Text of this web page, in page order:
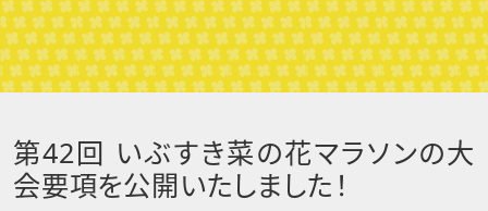
第42回 いぶすき菜の花マラソンの大
会要項を公開いたしました！